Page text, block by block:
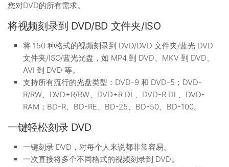
您对DVD的所有需求。
将视频刻录到 DVD/BD 文件夹/ISO
将 150 种格式的视频刻录到 DVD/DVD 文件夹/蓝光 DVD
文件夹/ISO/蓝光光盘，如 MP4 到 DVD、MKV 到 DVD、
AVI 到 DVD 等。
支持所有流行的光盘类型：DVD-9 和 DVD-5；DVD-
R/RW、DVD+R/RW、DVD+R DL、DVD-R DL、DVD-
RAM；BD-R、BD-RE、BD-25、BD-50、BD-100。
一键轻松刻录 DVD
一键刻录 DVD，对每个人来说都非常容易。
一次直接将多个不同格式的视频刻录到 DVD。